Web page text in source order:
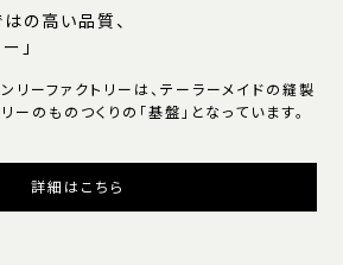
の高い品質、
」
リーファクトリーは、テーラーメイドの縫製
ーのものつくりの「基盤」となっています。
詳細はこちら